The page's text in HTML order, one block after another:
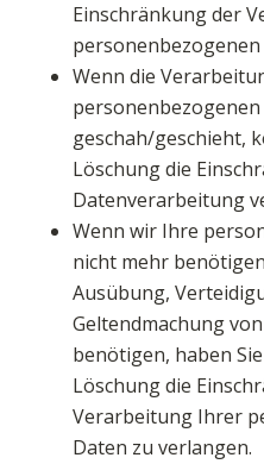
Einschränkung der
Wenn die
geschah/geschieht,
Löschung die
Datenverarbeitung
Wenn wir Ihre
nicht mehr
Ausübung,
Geltendmachung
benötigen, haben
Löschung die
Verarbeitung Ihrer
Daten zu verlangen.